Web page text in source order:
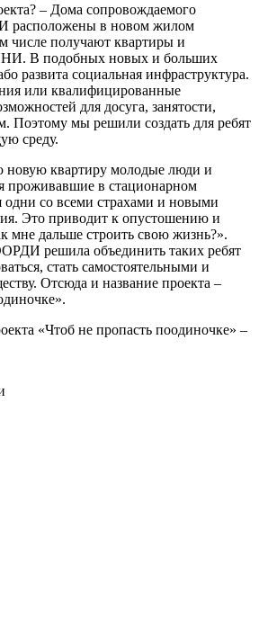
– Дома сопровождаемого
расположены в новом жилом
числе получают квартиры и
В подобных новых и больших
развита социальная инфраструктура.
или квалифицированные
для досуга, занятости,
Поэтому мы решили создать для ребят
среду.
новую квартиру молодые люди и
проживавшие в стационарном
одни со всеми страхами и новыми
Это приводит к опустошению и
дальше строить свою жизнь?».
решила объединить таких ребят
стать самостоятельными и
Отсюда и название проекта –
«Чтоб не пропасть поодиночке» –